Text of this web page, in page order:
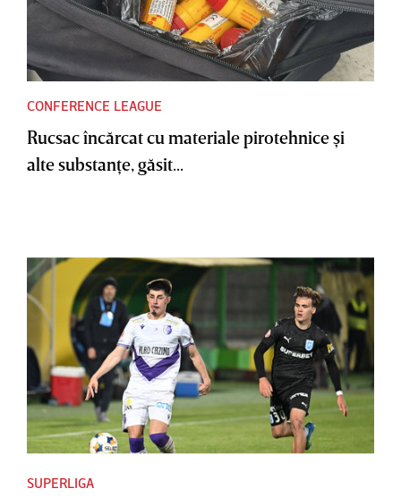
CONFERENCE LEAGUE
Rucsac încărcat cu materiale pirotehnice şi
alte substanţe, găsit...
SUPERLIGA